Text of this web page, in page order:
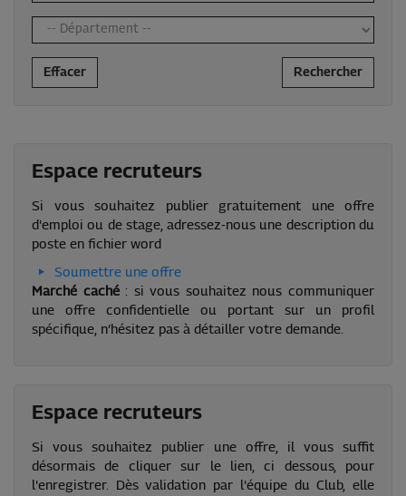
Effacer Rechercher
Espace recruteurs
Si vous souhaitez publier gratuitement une offre
d'emploi ou de stage, adressez-nous une description du
poste en fichier word
Soumettre une offre
Marché caché: si vous souhaitez nous communiquer
une offre confidentielle ou portant sur un profil
spécifique, n’hésitez pas à détailler votre demande.
Espace recruteurs
Si vous souhaitez publier une offre, il vous suffit
désormais de cliquer sur le lien, ci dessous, pour
l'enregistrer. Dès validation par l'équipe du Club, elle